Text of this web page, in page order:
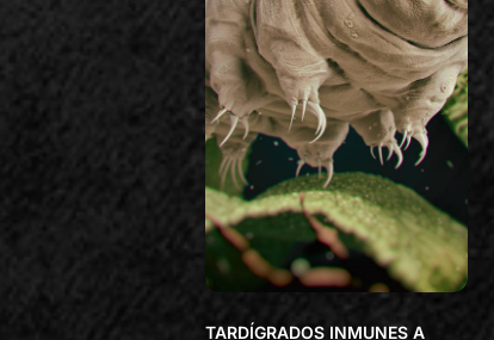
TARDÍGRADOS INMUNES A